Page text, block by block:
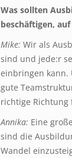
Was sollten
beschäftigen,
Mike: Wir als
sind und jede:r
einbringen kann.
gute
richtige
Annika: Eine
sind die
Wandel